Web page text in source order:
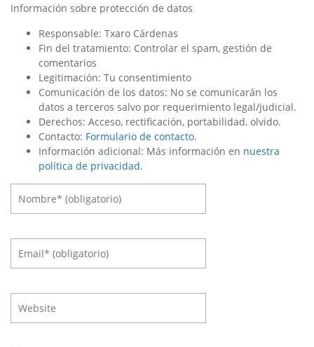
Información sobre protección de datos
Responsable: Txaro Cárdenas
Fin del tratamiento: Controlar el spam, gestión de
comentarios
Legitimación: Tu consentimiento
Comunicación de los datos: No se comunicarán los
datos a terceros salvo por requerimiento legal/judicial.
Derechos: Acceso, rectificación, portabilidad, olvido.
Contacto: Formulario de contacto.
Información adicional: Más información en nuestra
política de privacidad.